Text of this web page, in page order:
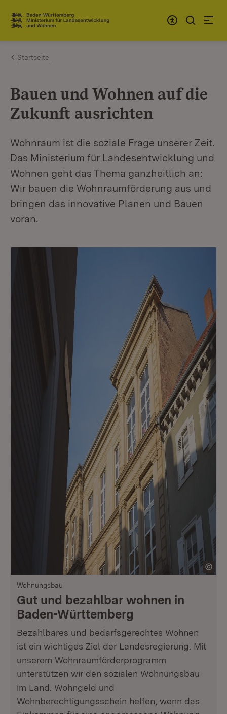
Zum Inhalt springen
Link zur Startseite
Startseite
Bauen und Wohnen auf die
Zukunft ausrichten
Wohnraum ist die soziale Frage unserer Zeit.
Das Ministerium für Landesentwicklung und
Wohnen geht das Thema ganzheitlich an:
Wir bauen die Wohnraumförderung aus und
bringen das innovative Planen und Bauen
voran.
Wohnungsbau
Gut und bezahlbar wohnen in
Baden-Württemberg
Bezahlbares und bedarfsgerechtes Wohnen
ist ein wichtiges Ziel der Landesregierung. Mit
unserem Wohnraumförderprogramm
unterstützen wir den sozialen Wohnungsbau
im Land. Wohngeld und
Wohnberechtigungsschein helfen, wenn das